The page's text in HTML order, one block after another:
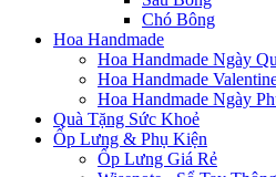
Chó Bông
Hoa Handmade
Hoa Handmade Ngày
Hoa Handmade
Hoa Handmade Ngày
Quà Tặng Sức Khoẻ
Ốp Lưng & Phụ Kiện
Ốp Lưng Giá Rẻ